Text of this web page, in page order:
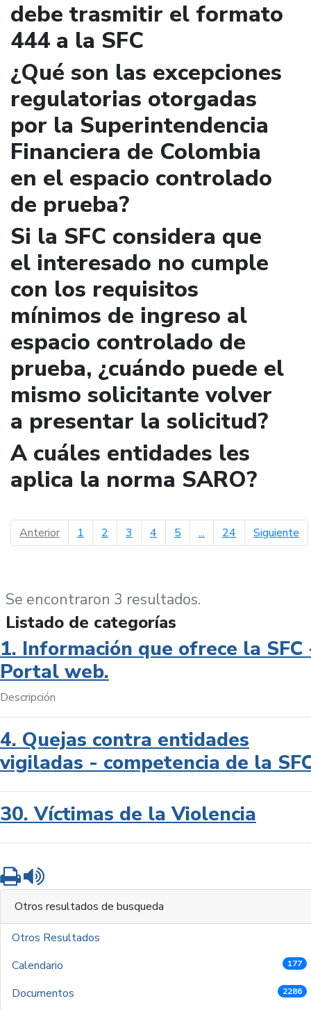
debe trasmitir el formato
444 a la SFC
¿Qué son las excepciones
regulatorias otorgadas
por la Superintendencia
Financiera de Colombia
en el espacio controlado
de prueba?
Si la SFC considera que
el interesado no cumple
con los requisitos
mínimos de ingreso al
espacio controlado de
prueba, ¿cuándo puede el
mismo solicitante volver
a presentar la solicitud?
A cuáles entidades les
aplica la norma SARO?
Anteriorpágina anterior
1 2 3 4 5 ... 24 Siguiente
Se encontraron 3 resultados.
Listado de categorías
1. Información que ofrece la SFC
Portal web.
Descripción
4. Quejas contra entidades
vigiladas - competencia de la
30. Víctimas de la Violencia
Imprimir
Otros resultados de busqueda
Otros Resultados
Calendario
177
Documentos 2286